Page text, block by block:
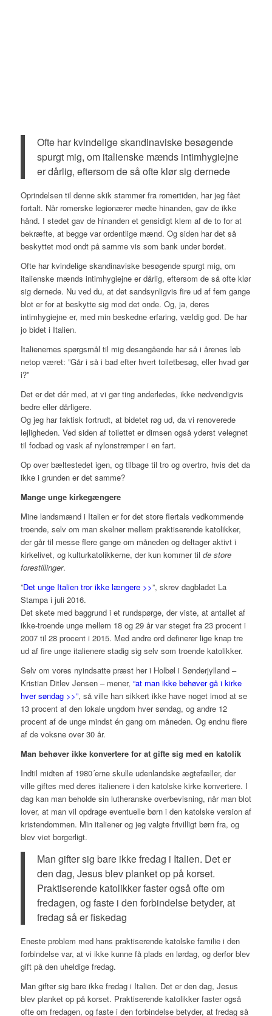
Ofte har kvindelige skandinaviske besøgende
spurgt mig, om italienske mænds intimhygiejne
er dårlig, eftersom de så ofte klør sig dernede
Oprindelsen til denne skik stammer fra romertiden, har jeg fået
fortalt. Når romerske legionærer mødte hinanden, gav de ikke
hånd. I stedet gav de hinanden et gensidigt klem af de to for at
bekræfte, at begge var ordentlige mænd. Og siden har det så
beskyttet mod ondt på samme vis som bank under bordet.
Ofte har kvindelige skandinaviske besøgende spurgt mig, om
italienske mænds intimhygiejne er dårlig, eftersom de så ofte klør
sig dernede. Nu ved du, at det sandsynligvis fire ud af fem gange
blot er for at beskytte sig mod det onde. Og, ja, deres
intimhygiejne er, med min beskedne erfaring, vældig god. De har
jo bidet i Italien.
Italienernes spørgsmål til mig desangående har så i årenes løb
netop været: ”Går i så i bad efter hvert toiletbesøg, eller hvad gør
i?”
Det er det dér med, at vi gør ting anderledes, ikke nødvendigvis
bedre eller dårligere.
Og jeg har faktisk fortrudt, at bidetet røg ud, da vi renoverede
lejligheden. Ved siden af toilettet er dimsen også yderst velegnet
til fodbad og vask af nylonstrømper i en fart.
Op over bæltestedet igen, og tilbage til tro og overtro, hvis det da
ikke i grunden er det samme?
Mange unge kirkegængere
Mine landsmænd i Italien er for det store flertals vedkommende
troende, selv om man skelner mellem praktiserende katolikker,
der går til messe flere gange om måneden og deltager aktivt i
kirkelivet, og kulturkatolikkerne, der kun kommer til de store
forestillinger.
”Det unge Italien tror ikke længere >>”, skrev dagbladet La
Stampa i juli 2016.
Det skete med baggrund i et rundspørge, der viste, at antallet af
ikke-troende unge mellem 18 og 29 år var steget fra 23 procent i
2007 til 28 procent i 2015. Med andre ord definerer lige knap tre
ud af fire unge italienere stadig sig selv som troende katolikker.
Selv om vores nyindsatte præst her i Holbøl i Sønderjylland –
Kristian Ditlev Jensen – mener, “at man ikke behøver gå i kirke
hver søndag >>”, så ville han sikkert ikke have noget imod at se
13 procent af den lokale ungdom hver søndag, og andre 12
procent af de unge mindst én gang om måneden. Og endnu flere
af de voksne over 30 år.
Man behøver ikke konvertere for at gifte sig med en katolik
Indtil midten af 1980´erne skulle udenlandske ægtefæller, der
ville giftes med deres italienere i den katolske kirke konvertere. I
dag kan man beholde sin lutheranske overbevisning, når man blot
lover, at man vil opdrage eventuelle børn i den katolske version af
kristendommen. Min italiener og jeg valgte frivilligt børn fra, og
blev viet borgerligt.
Man gifter sig bare ikke fredag i Italien. Det er
den dag, Jesus blev planket op på korset.
Praktiserende katolikker faster også ofte om
fredagen, og faste i den forbindelse betyder, at
fredag så er fiskedag
Eneste problem med hans praktiserende katolske familie i den
forbindelse var, at vi ikke kunne få plads en lørdag, og derfor blev
gift på den uheldige fredag.
Man gifter sig bare ikke fredag i Italien. Det er den dag, Jesus
blev planket op på korset. Praktiserende katolikker faster også
ofte om fredagen, og faste i den forbindelse betyder, at fredag så